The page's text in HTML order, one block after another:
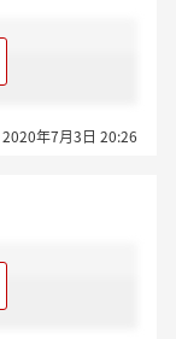
2020年7月3日 20:26